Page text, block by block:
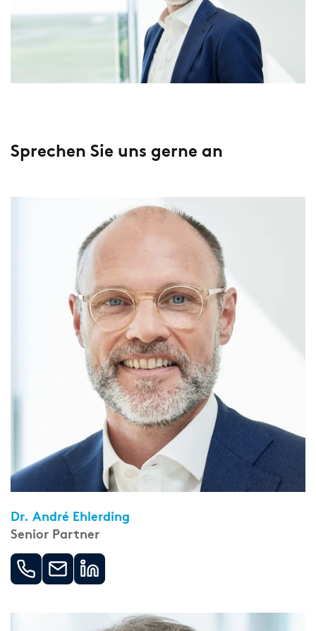
Sprechen Sie uns gerne an
Dr. André Ehlerding
Senior Partner